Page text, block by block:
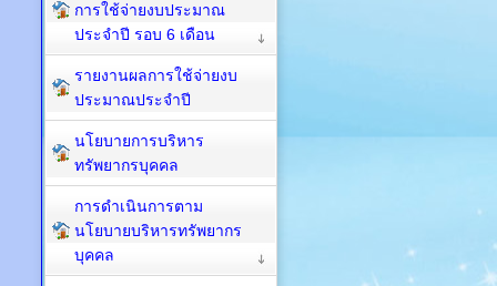
การใช้จ่ายงบประมาณ
ประจำปี รอบ 6 เดือน
รายงานผลการใช้จ่ายงบ
ประมาณประจำปี
นโยบายการบริหาร
ทรัพยากรบุคคล
การดำเนินการตาม
นโยบายบริหารทรัพยากร
บุคคล